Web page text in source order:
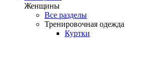
Женщины
Все разделы
Тренировочная одежда
Куртки